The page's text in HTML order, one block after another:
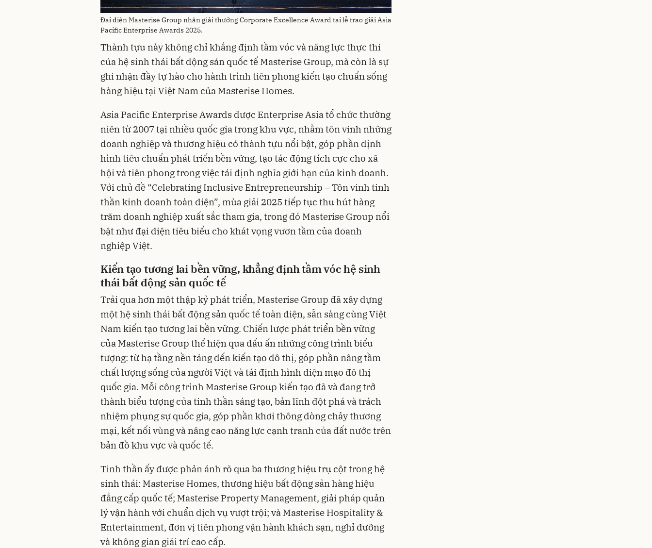
Đại diện Masterise Group nhận giải thưởng Corporate Excellence Award tại lễ trao giải Asia
Pacific Enterprise Awards 2025.
Thành tựu này không chỉ khẳng định tầm vóc và năng lực thực thi
của hệ sinh thái bất động sản quốc tế Masterise Group, mà còn là sự
ghi nhận đầy tự hào cho hành trình tiên phong kiến tạo chuẩn sống
hàng hiệu tại Việt Nam của Masterise Homes.
Asia Pacific Enterprise Awards được Enterprise Asia tổ chức thường
niên từ 2007 tại nhiều quốc gia trong khu vực, nhằm tôn vinh những
doanh nghiệp và thương hiệu có thành tựu nổi bật, góp phần định
hình tiêu chuẩn phát triển bền vững, tạo tác động tích cực cho xã
hội và tiên phong trong việc tái định nghĩa giới hạn của kinh doanh.
Với chủ đề “Celebrating Inclusive Entrepreneurship – Tôn vinh tinh
thần kinh doanh toàn diện”, mùa giải 2025 tiếp tục thu hút hàng
trăm doanh nghiệp xuất sắc tham gia, trong đó Masterise Group nổi
bật như đại diện tiêu biểu cho khát vọng vươn tầm của doanh
nghiệp Việt.
Kiến tạo tương lai bền vững, khẳng định tầm vóc hệ sinh
thái bất động sản quốc tế
Trải qua hơn một thập kỷ phát triển, Masterise Group đã xây dựng
một hệ sinh thái bất động sản quốc tế toàn diện, sẵn sàng cùng Việt
Nam kiến tạo tương lai bền vững. Chiến lược phát triển bền vững
của Masterise Group thể hiện qua dấu ấn những công trình biểu
tượng: từ hạ tầng nền tảng đến kiến tạo đô thị, góp phần nâng tầm
chất lượng sống của người Việt và tái định hình diện mạo đô thị
quốc gia. Mỗi công trình Masterise Group kiến tạo đã và đang trở
thành biểu tượng của tinh thần sáng tạo, bản lĩnh đột phá và trách
nhiệm phụng sự quốc gia, góp phần khơi thông dòng chảy thương
mại, kết nối vùng và nâng cao năng lực cạnh tranh của đất nước trên
bản đồ khu vực và quốc tế.
Tinh thần ấy được phản ánh rõ qua ba thương hiệu trụ cột trong hệ
sinh thái: Masterise Homes, thương hiệu bất động sản hàng hiệu
đẳng cấp quốc tế; Masterise Property Management, giải pháp quản
lý vận hành với chuẩn dịch vụ vượt trội; và Masterise Hospitality &
Entertainment, đơn vị tiên phong vận hành khách sạn, nghỉ dưỡng
và không gian giải trí cao cấp.